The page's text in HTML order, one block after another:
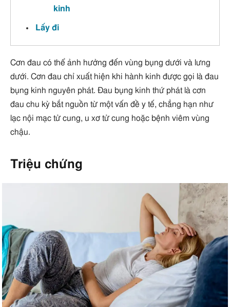
kinh
Lấy đi
Cơn đau có thể ảnh hưởng đến vùng bụng dưới và lưng
dưới. Cơn đau chỉ xuất hiện khi hành kinh được gọi là đau
bụng kinh nguyên phát. Đau bụng kinh thứ phát là cơn
đau chu kỳ bắt nguồn từ một vấn đề y tế, chẳng hạn như
lạc nội mạc tử cung, u xơ tử cung hoặc bệnh viêm vùng
chậu.
Triệu chứng